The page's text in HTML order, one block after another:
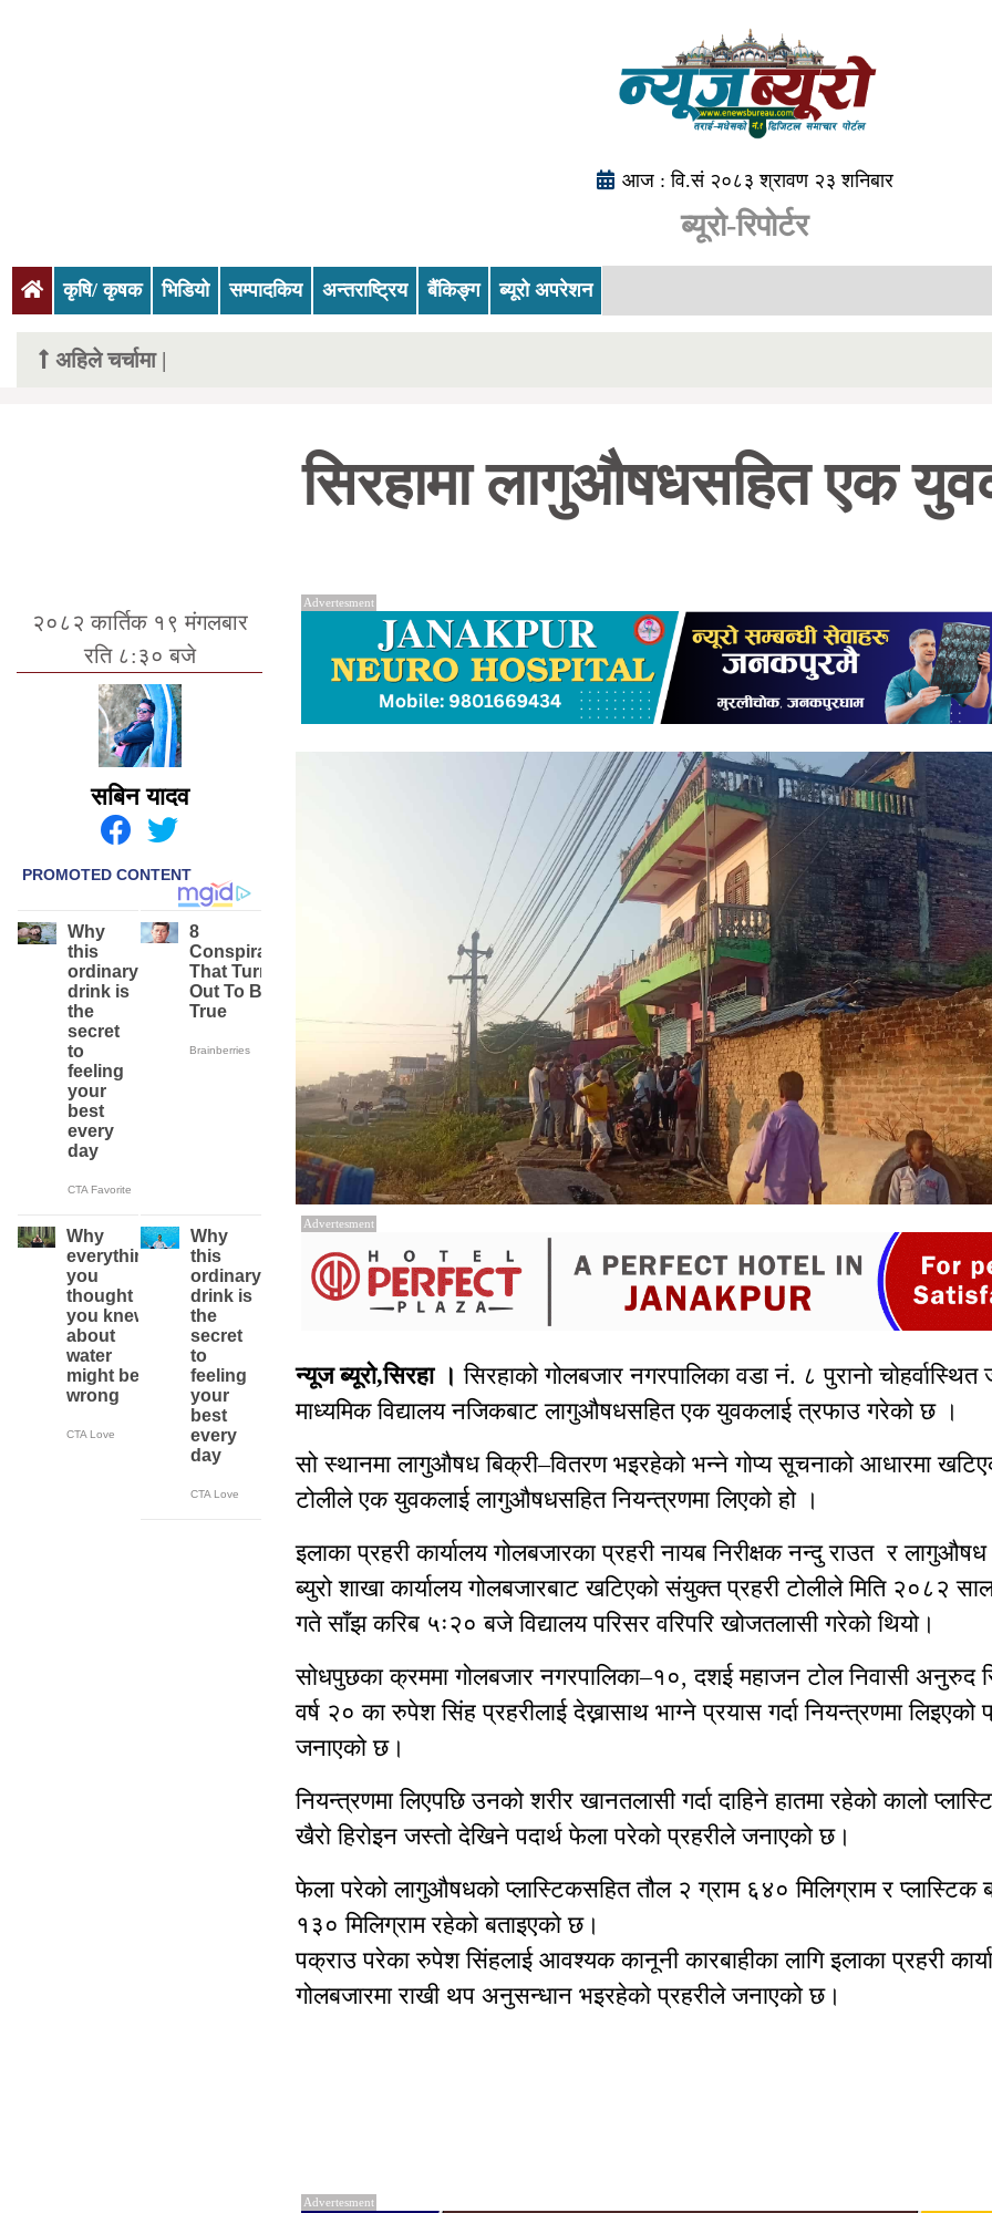
आज : वि.सं २०८३ श्रावण २३ शनिबार
ब्यूरो-रिपोर्टर
(current)
कृषि/ कृषक भिडियो सम्पादकिय अन्तराष्ट्रिय बैंकिङ्ग ब्यूरो अपरेशन
अहिले चर्चामा |
सिरहामा लागुऔषधसहित एक
२०८२ कार्तिक १९ मंगलबार
रति ८:३० बजे
सबिन यादव
Advertesment
Advertesment
न्यूज ब्यूरो,सिरहा । सिरहाको गोलबजार नगरपालिका वडा नं. ८ पुरानो
माध्यमिक विद्यालय नजिकबाट लागुऔषधसहित एक युवकलाई त्रफाउ गरेको छ ।
सो स्थानमा लागुऔषध बिक्री–वितरण भइरहेको भन्ने गोप्य सूचनाको आधारमा
टोलीले एक युवकलाई लागुऔषधसहित नियन्त्रणमा लिएको हो ।
इलाका प्रहरी कार्यालय गोलबजारका प्रहरी नायब निरीक्षक नन्दु राउत र
ब्युरो शाखा कार्यालय गोलबजारबाट खटिएको संयुक्त प्रहरी टोलीले मिति २०८२
गते साँझ करिब ५ः२० बजे विद्यालय परिसर वरिपरि खोजतलासी गरेको थियो।
सोधपुछका क्रममा गोलबजार नगरपालिका–१०, दशई महाजन टोल निवासी अनुरुद
वर्ष २० का रुपेश सिंह प्रहरीलाई देख्नासाथ भाग्ने प्रयास गर्दा नियन्त्रणमा लिइएको
जनाएको छ।
नियन्त्रणमा लिएपछि उनको शरीर खानतलासी गर्दा दाहिने हातमा रहेको कालो
खैरो हिरोइन जस्तो देखिने पदार्थ फेला परेको प्रहरीले जनाएको छ।
फेला परेको लागुऔषधको प्लास्टिकसहित तौल २ ग्राम ६४० मिलिग्राम र प्लास्टिक
१३० मिलिग्राम रहेको बताइएको छ।
पक्राउ परेका रुपेश सिंहलाई आवश्यक कानूनी कारबाहीका लागि इलाका प्रहरी
गोलबजारमा राखी थप अनुसन्धान भइरहेको प्रहरीले जनाएको छ।
Advertesment